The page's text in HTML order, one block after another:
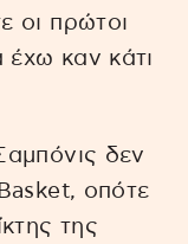
οι πρώτοι
καν κάτι
δεν
οπότε
της